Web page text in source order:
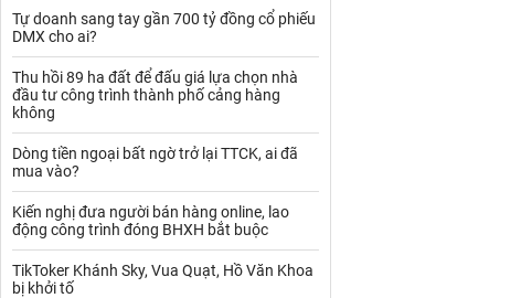
Palladium Phân bón
Rau - Củ -Quả Sắt thép
Sữa
Than Thức ăn chăn nuôi
Thủy hải sản khác Tôm
Vàng
Tự doanh sang tay gần 700 tỷ đồng cổ phiếu
DMX cho ai?
Thu hồi 89 ha đất để đấu giá lựa chọn nhà
đầu tư công trình thành phố cảng hàng
không
Dòng tiền ngoại bất ngờ trở lại TTCK, ai đã
mua vào?
Kiến nghị đưa người bán hàng online, lao
động công trình đóng BHXH bắt buộc
TikToker Khánh Sky, Vua Quạt, Hồ Văn Khoa
bị khởi tố